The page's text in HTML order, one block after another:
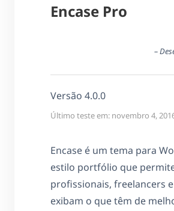
Encase Pro
–
Versão 4.0.0
Último teste em: novembro 4,
Encase é um tema para
estilo portfólio que
profissionais, freelancers
exibam o que têm de